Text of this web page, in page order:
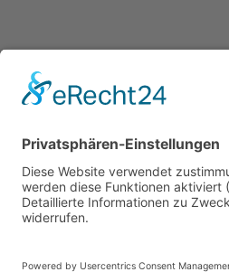
Newsletter
ZUR ANMELDUNG